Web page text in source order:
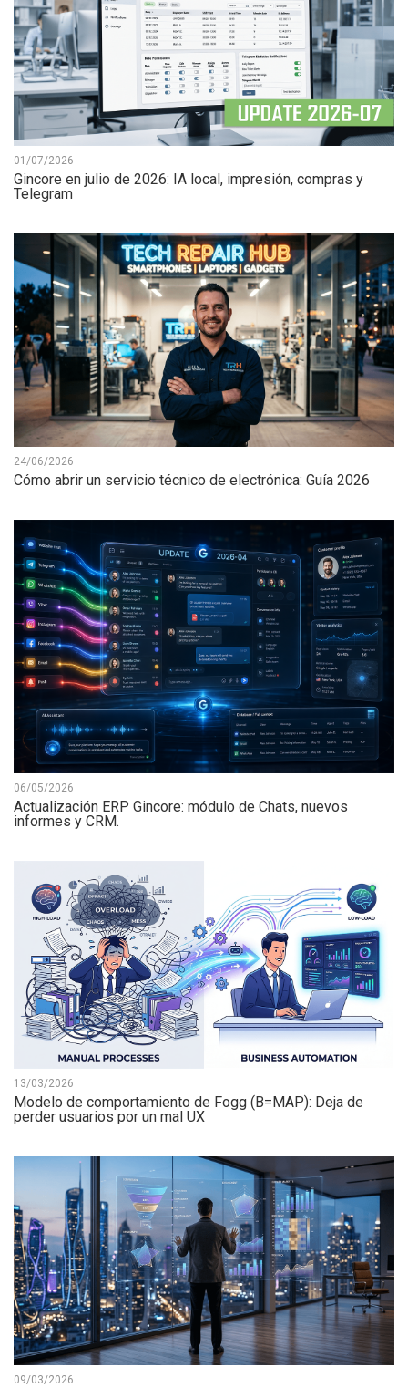
01/07/2026
Gincore en julio de 2026: IA local, impresión, compras y
Telegram
24/06/2026
Cómo abrir un servicio técnico de electrónica: Guía 2026
06/05/2026
Actualización ERP Gincore: módulo de Chats, nuevos
informes y CRM.
13/03/2026
Modelo de comportamiento de Fogg (B=MAP): Deja de
perder usuarios por un mal UX
09/03/2026